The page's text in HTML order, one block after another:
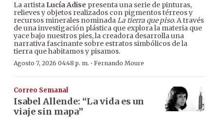
La artista Lucía Adise presenta una serie de pinturas,
relieves y objetos realizados con pigmentos térreos y
recursos minerales nominadaLa tierra que piso. A través
de una investigación plástica que explora la materia que
yace bajo nuestros pies, la creadora desarrolla una
narrativa fascinante sobre estratos simbólicos de la
tierra que habitamos y pisamos.
Agosto 7, 2026 04:48 p. m. · Fernando Moure
Correo Semanal
Isabel Allende: “La vida es un
viaje sin mapa”